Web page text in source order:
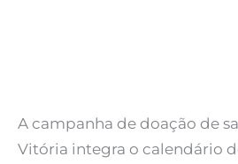
A campanha de doação de
Vitória integra o calendário